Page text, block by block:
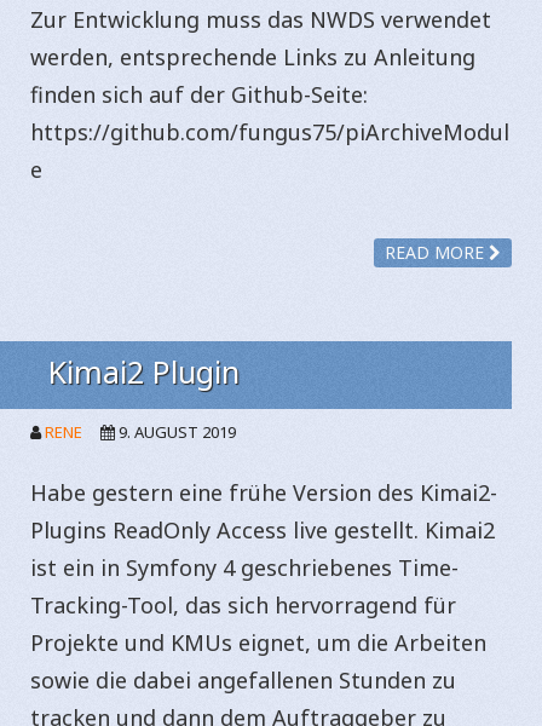
Zur Entwicklung muss das NWDS verwendet
werden, entsprechende Links zu Anleitung
finden sich auf der Github-Seite:
https://github.com/fungus75/piArchiveModul
e
READ MORE
Kimai2 Plugin
RENE 9. AUGUST 2019
Habe gestern eine frühe Version des Kimai2-
Plugins ReadOnly Access live gestellt. Kimai2
ist ein in Symfony 4 geschriebenes Time-
Tracking-Tool, das sich hervorragend für
Projekte und KMUs eignet, um die Arbeiten
sowie die dabei angefallenen Stunden zu
tracken und dann dem Auftraggeber zu